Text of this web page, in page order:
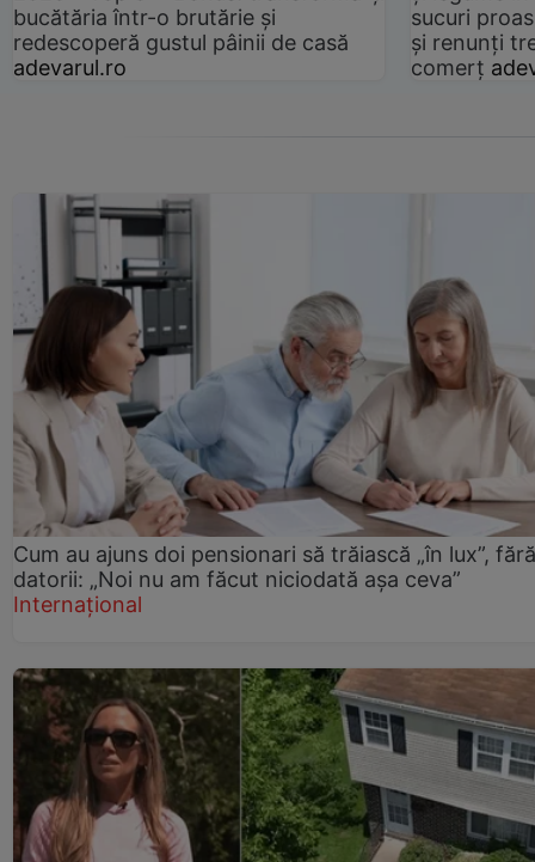
bucătăria într-o brutărie și
redescoperă gustul pâinii de casă
adevarul.ro
sucuri
și renunți
comerț
Cum au ajuns doi pensionari să trăiască „în lux”, fără
datorii: „Noi nu am făcut niciodată așa ceva”
Internațional